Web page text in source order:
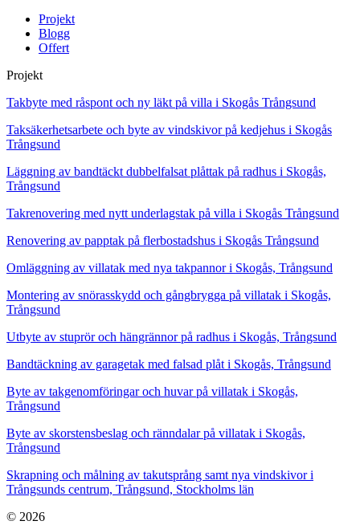
Projekt
Blogg
Offert
Projekt
Takbyte med råspont och ny läkt på villa i Skogås Trångsund
Taksäkerhetsarbete och byte av vindskivor på kedjehus i Skogås
Trångsund
Läggning av bandtäckt dubbelfalsat plåttak på radhus i Skogås,
Trångsund
Takrenovering med nytt underlagstak på villa i Skogås Trångsund
Renovering av papptak på flerbostadshus i Skogås Trångsund
Omläggning av villatak med nya takpannor i Skogås, Trångsund
Montering av snörasskydd och gångbrygga på villatak i Skogås,
Trångsund
Utbyte av stuprör och hängrännor på radhus i Skogås, Trångsund
Bandtäckning av garagetak med falsad plåt i Skogås, Trångsund
Byte av takgenomföringar och huvar på villatak i Skogås,
Trångsund
Byte av skorstensbeslag och ränndalar på villatak i Skogås,
Trångsund
Skrapning och målning av takutsprång samt nya vindskivor i
Trångsunds centrum, Trångsund, Stockholms län
© 2026